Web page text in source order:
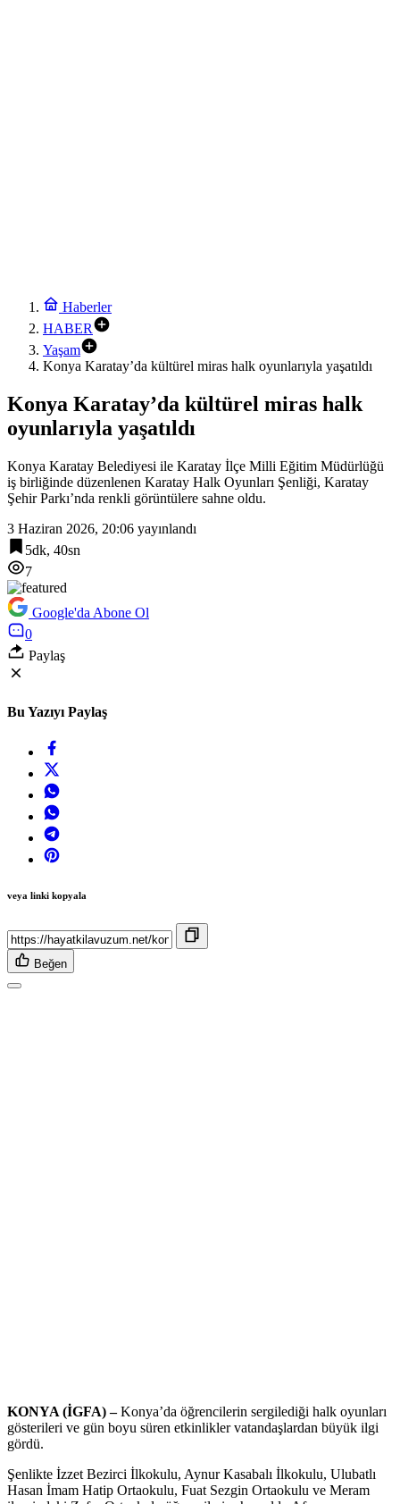
Haberler
HABER
Yaşam
Konya Karatay’da kültürel miras halk oyunlarıyla yaşatıldı
Konya Karatay’da kültürel miras halk
oyunlarıyla yaşatıldı
Konya Karatay Belediyesi ile Karatay İlçe Milli Eğitim Müdürlüğü
iş birliğinde düzenlenen Karatay Halk Oyunları Şenliği, Karatay
Şehir Parkı’nda renkli görüntülere sahne oldu.
3 Haziran 2026, 20:06 yayınlandı
5dk, 40sn
7
Google'da Abone Ol
0
Paylaş
Bu Yazıyı Paylaş
veya linki kopyala
Beğen
KONYA (İGFA) –Konya’da öğrencilerin sergilediği halk oyunları
gösterileri ve gün boyu süren etkinlikler vatandaşlardan büyük ilgi
gördü.
Şenlikte İzzet Bezirci İlkokulu, Aynur Kasabalı İlkokulu, Ulubatlı
Hasan İmam Hatip Ortaokulu, Fuat Sezgin Ortaokulu ve Meram